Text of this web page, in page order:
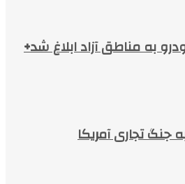
به مناطق آزاد ابلاغ شد+
جنگ تجاری آمریکا